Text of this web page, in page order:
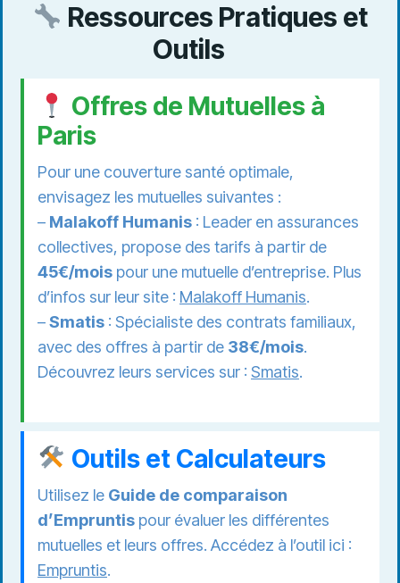
Ressources Pratiques et
Outils
Offres de Mutuelles à
Paris
Pour une couverture santé optimale,
envisagez les mutuelles suivantes :
– Malakoff Humanis : Leader en assurances
collectives, propose des tarifs à partir de
45€/mois pour une mutuelle d’entreprise. Plus
d’infos sur leur site : Malakoff Humanis.
–Smatis : Spécialiste des contrats familiaux,
avec des offres à partir de 38€/mois.
Découvrez leurs services sur : Smatis.
Outils et Calculateurs
Utilisez le Guide de comparaison
d’Empruntis pour évaluer les différentes
mutuelles et leurs offres. Accédez à l’outil ici :
Empruntis.